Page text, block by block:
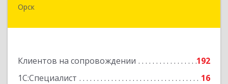
Орск
Клиентов на сопровождении
192
1С:Специалист
16
Подробнее